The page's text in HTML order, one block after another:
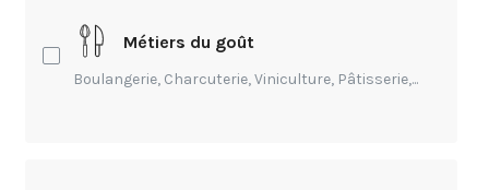
d'échanges sont axés sur :
les tendances
Métiers du goût
Boulangerie, Charcuterie, Viniculture, Pâtisserie,...